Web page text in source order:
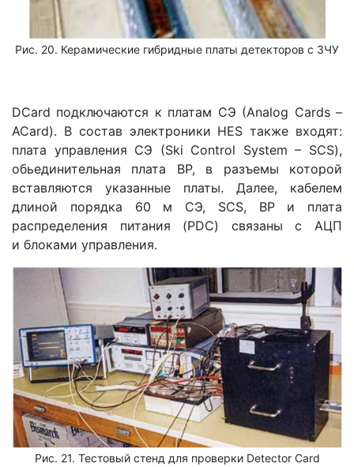
Рис. 20. Керамические гибридные платы детекторов с ЗЧУ
DCard подключаются к платам СЭ (Analog Cards –
ACard). В состав электроники HES также входят:
плата управления СЭ (Ski Control System – SCS),
обьединительная плата ВР, в разъемы которой
вставляются указанные платы. Далее, кабелем
длиной порядка 60 м СЭ, SCS, ВР и плата
распределения питания (PDC) связаны с АЦП
и блоками управления.
Рис. 21. Тестовый стенд для проверки Detector Card